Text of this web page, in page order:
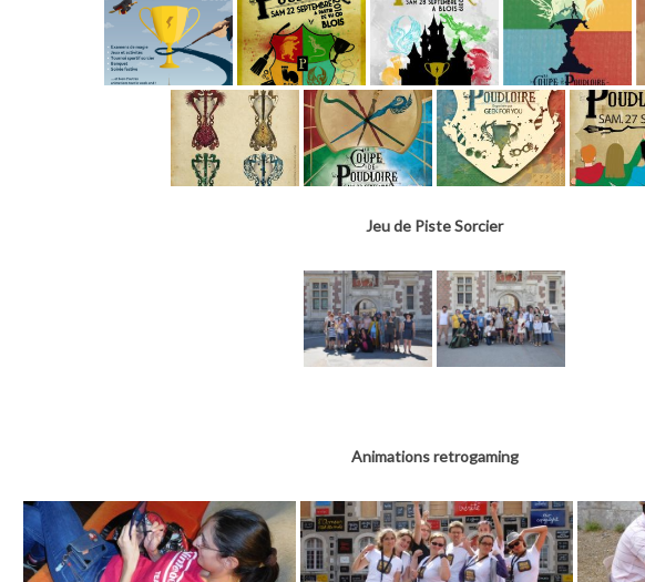
Jeu de Piste Sorcier
Animations retrogaming